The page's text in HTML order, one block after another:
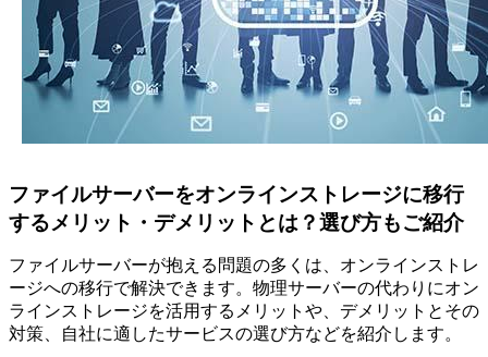
ファイルサーバーをオンラインストレージに移行
するメリット・デメリットとは？選び方もご紹介
ファイルサーバーが抱える問題の多くは、オンラインストレ
ージへの移行で解決できます。物理サーバーの代わりにオン
ラインストレージを活用するメリットや、デメリットとその
対策、自社に適したサービスの選び方などを紹介します。